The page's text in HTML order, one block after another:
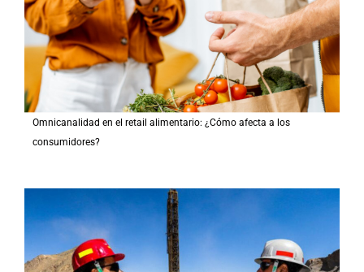
Omnicanalidad en el retail alimentario: ¿Cómo afecta a los
consumidores?